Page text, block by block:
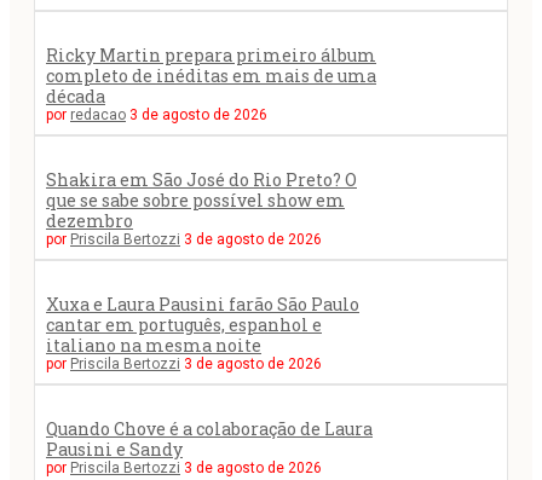
Ricky Martin prepara primeiro álbum
completo de inéditas em mais de uma
década
por redacao 3 de agosto de 2026
Shakira em São José do Rio Preto? O
que se sabe sobre possível show em
dezembro
por Priscila Bertozzi 3 de agosto de 2026
Xuxa e Laura Pausini farão São Paulo
cantar em português, espanhol e
italiano na mesma noite
por Priscila Bertozzi 3 de agosto de 2026
Quando Chove é a colaboração de Laura
Pausini e Sandy
por Priscila Bertozzi 3 de agosto de 2026